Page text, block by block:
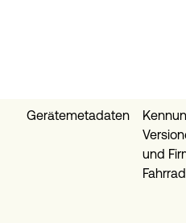
Gerätemetadaten
und